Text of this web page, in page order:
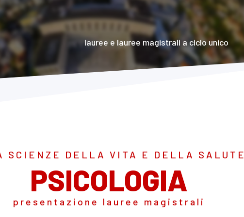
lauree e lauree magistrali a ciclo unico
SCIENZE DELLA VITA E DELLA SALUTE
PSICOLOGIA
presentazione lauree magistrali